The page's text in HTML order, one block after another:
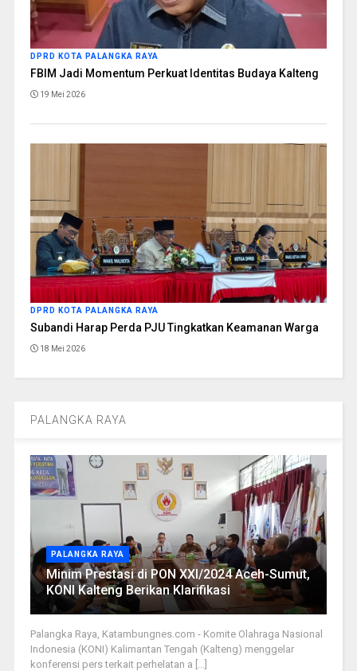
DPRD KOTA PALANGKA RAYA
FBIM Jadi Momentum Perkuat Identitas Budaya Kalteng
19 Mei 2026
DPRD KOTA PALANGKA RAYA
Subandi Harap Perda PJU Tingkatkan Keamanan Warga
18 Mei 2026
PALANGKA RAYA
PALANGKA RAYA
Minim Prestasi di PON XXI/2024 Aceh-Sumut,
KONI Kalteng Berikan Klarifikasi
Palangka Raya, Katambungnes.com - Komite Olahraga Nasional
Indonesia (KONI) Kalimantan Tengah (Kalteng) menggelar
konferensi pers terkait perhelatan a [...]